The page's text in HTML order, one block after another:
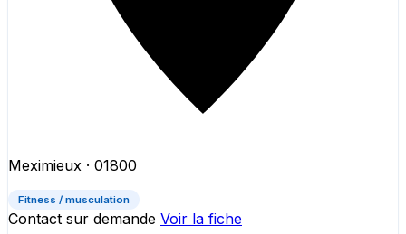
Meximieux · 01800
Fitness / musculation
Contact sur demande Voir la fiche